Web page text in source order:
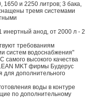
и 2250 литров; 3 бака,
тремя системами
инертный анод, от 2000 л - 2
требованиям
систем водоснабжения"
высокого качества
MKT фирмы Будерус
для дополнительного
воды в контуре
по дополнительному